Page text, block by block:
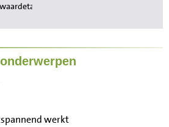
als je wilt afvallen?
werkt